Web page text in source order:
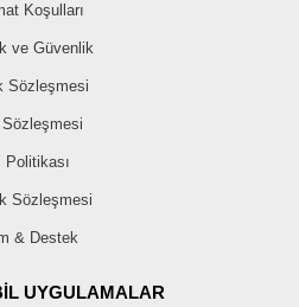
Koşulları
ve Güvenlik
Sözleşmesi
Sözleşmesi
Politikası
Sözleşmesi
& Destek
UYGULAMALAR